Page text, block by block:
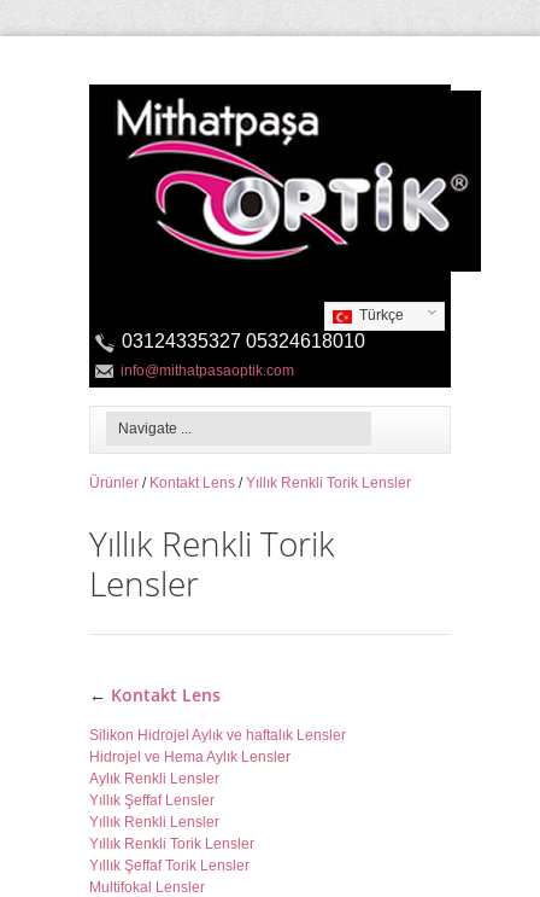
Türkçe
03124335327 05324618010
info@mithatpasaoptik.com
Ürünler / Kontakt Lens /Yıllık Renkli Torik Lensler
Yıllık Renkli Torik
Lensler
← Kontakt Lens
Silikon Hidrojel Aylık ve haftalık Lensler
Hidrojel ve Hema Aylık Lensler
Aylık Renkli Lensler
Yıllık Şeffaf Lensler
Yıllık Renkli Lensler
Yıllık Renkli Torik Lensler
Yıllık Şeffaf Torik Lensler
Multifokal Lensler